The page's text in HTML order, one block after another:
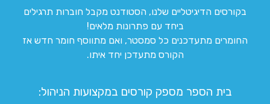
בקורסים הדיגיטליים שלנו, הסטודנט מקבל חוברות תרגילים
ביחד עם פתרונות מלאים!
החומרים מתעדכנים כל סמסטר, ואם מתווסף חומר חדש אז
הקורס מתעדכן יחד איתו.
בית הספר מספק קורסים במקצועות הניהול: